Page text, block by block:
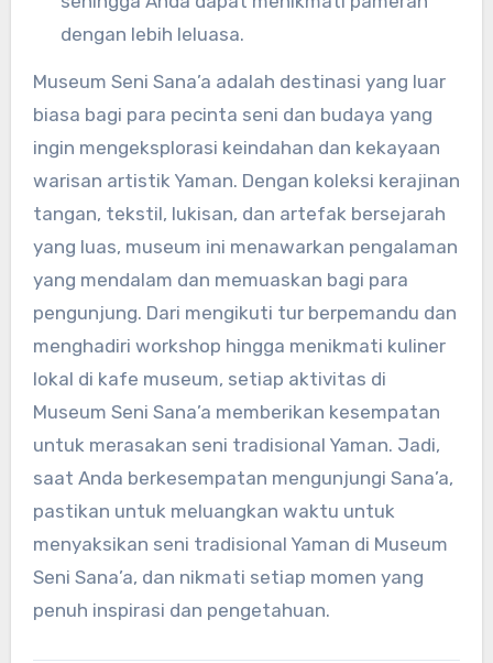
dengan lebih leluasa.
Museum Seni Sana’a adalah destinasi yang luar
biasa bagi para pecinta seni dan budaya yang
ingin mengeksplorasi keindahan dan kekayaan
warisan artistik Yaman. Dengan koleksi kerajinan
tangan, tekstil, lukisan, dan artefak bersejarah
yang luas, museum ini menawarkan pengalaman
yang mendalam dan memuaskan bagi para
pengunjung. Dari mengikuti tur berpemandu dan
menghadiri workshop hingga menikmati kuliner
lokal di kafe museum, setiap aktivitas di
Museum Seni Sana’a memberikan kesempatan
untuk merasakan seni tradisional Yaman. Jadi,
saat Anda berkesempatan mengunjungi Sana’a,
pastikan untuk meluangkan waktu untuk
menyaksikan seni tradisional Yaman di Museum
Seni Sana’a, dan nikmati setiap momen yang
penuh inspirasi dan pengetahuan.